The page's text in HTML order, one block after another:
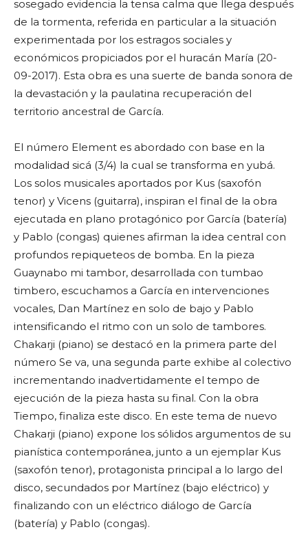
sosegado evidencia la tensa calma que llega después
de la tormenta, referida en particular a la situación
experimentada por los estragos sociales y
económicos propiciados por el huracán María (20-
09-2017). Esta obra es una suerte de banda sonora de
la devastación y la paulatina recuperación del
territorio ancestral de García.
El número Element es abordado con base en la
modalidad sicá (3/4) la cual se transforma en yubá.
Los solos musicales aportados por Kus (saxofón
tenor) y Vicens (guitarra), inspiran el final de la obra
ejecutada en plano protagónico por García (batería)
y Pablo (congas) quienes afirman la idea central con
profundos repiqueteos de bomba. En la pieza
Guaynabo mi tambor, desarrollada con tumbao
timbero, escuchamos a García en intervenciones
vocales, Dan Martínez en solo de bajo y Pablo
intensificando el ritmo con un solo de tambores.
Chakarji (piano) se destacó en la primera parte del
número Se va, una segunda parte exhibe al colectivo
incrementando inadvertidamente el tempo de
ejecución de la pieza hasta su final. Con la obra
Tiempo, finaliza este disco. En este tema de nuevo
Chakarji (piano) expone los sólidos argumentos de su
pianística contemporánea, junto a un ejemplar Kus
(saxofón tenor), protagonista principal a lo largo del
disco, secundados por Martínez (bajo eléctrico) y
finalizando con un eléctrico diálogo de García
(batería) y Pablo (congas).